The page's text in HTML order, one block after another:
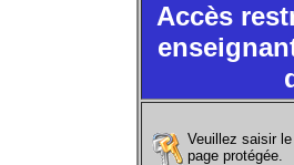
Accès
Veuillez saisir
page protégée.